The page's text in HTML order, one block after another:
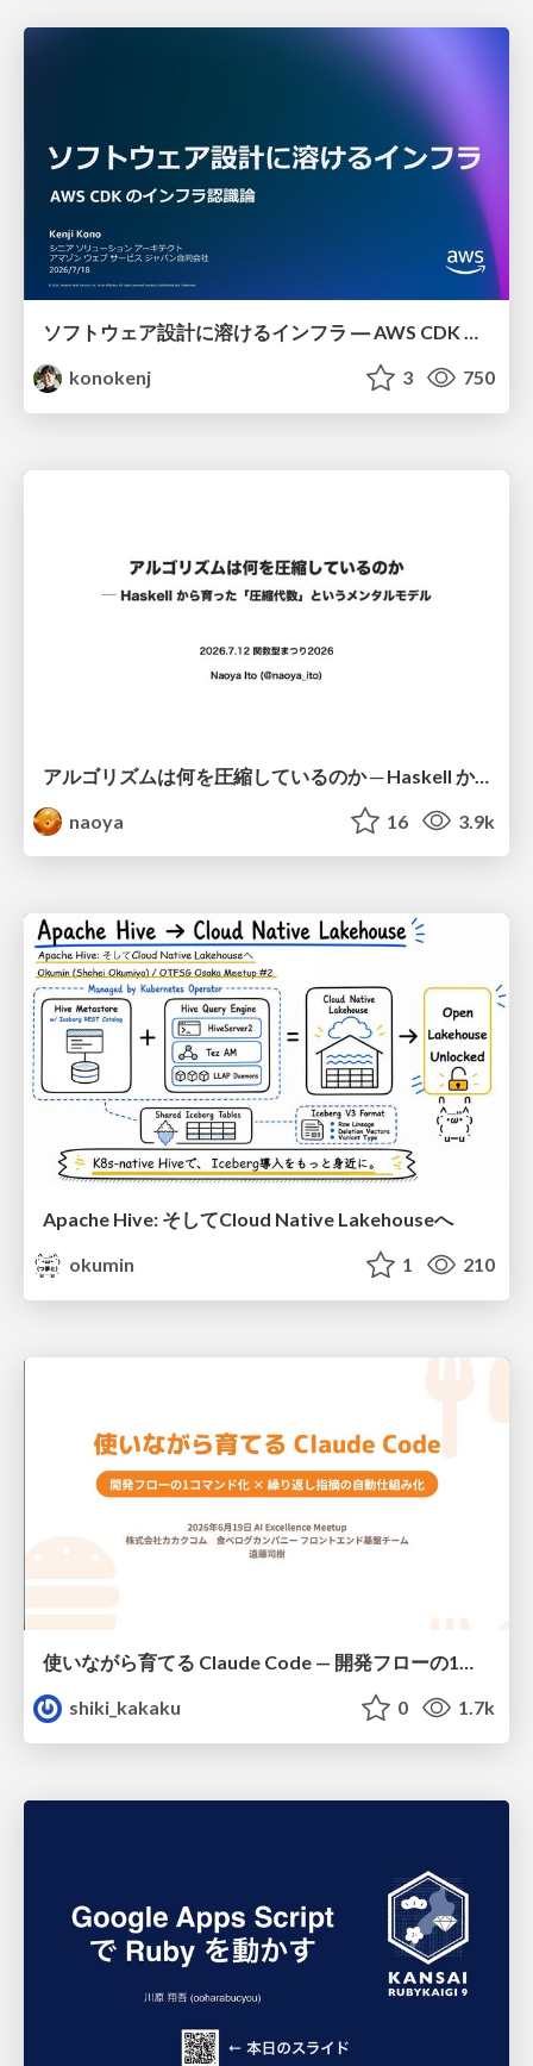
ソフトウェア設計に溶けるインフラ ― AWS CDK のインフラ認識論
konokenj
3 750
アルゴリズムは何を圧縮しているのか ─ Haskell から育った「圧縮代数」というメンタルモデル
naoya
16 3.9k
Apache Hive: そしてCloud Native Lakehouseへ
okumin
1 210
使いながら育てる Claude Code — 開発フローの1コマンド化 × 繰り返し指摘の自動仕組み化
shiki_kakaku
0 1.7k